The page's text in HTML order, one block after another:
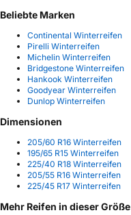
Beliebte Marken
Continental Winterreifen
Pirelli Winterreifen
Michelin Winterreifen
Bridgestone Winterreifen
Hankook Winterreifen
Goodyear Winterreifen
Dunlop Winterreifen
Dimensionen
205/60 R16 Winterreifen
195/65 R15 Winterreifen
225/40 R18 Winterreifen
205/55 R16 Winterreifen
225/45 R17 Winterreifen
Mehr Reifen in dieser Größe